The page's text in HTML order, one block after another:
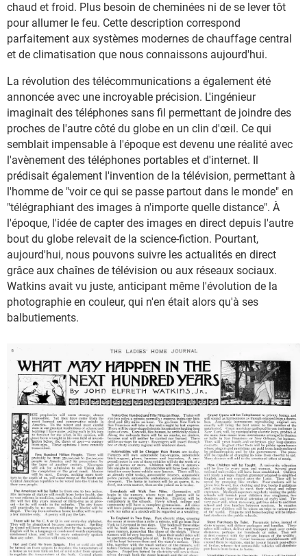
chaud et froid. Plus besoin de cheminées ni de se lever tôt
pour allumer le feu. Cette description correspond
parfaitement aux systèmes modernes de chauffage central
et de climatisation que nous connaissons aujourd'hui.
La révolution des télécommunications a également été
annoncée avec une incroyable précision. L'ingénieur
imaginait des téléphones sans fil permettant de joindre des
proches de l'autre côté du globe en un clin d'œil. Ce qui
semblait impensable à l'époque est devenu une réalité avec
l'avènement des téléphones portables et d'internet. Il
prédisait également l'invention de la télévision, permettant à
l'homme de "voir ce qui se passe partout dans le monde" en
"télégraphiant des images à n'importe quelle distance". À
l'époque, l'idée de capter des images en direct depuis l'autre
bout du globe relevait de la science-fiction. Pourtant,
aujourd'hui, nous pouvons suivre les actualités en direct
grâce aux chaînes de télévision ou aux réseaux sociaux.
Watkins avait vu juste, anticipant même l'évolution de la
photographie en couleur, qui n'en était alors qu'à ses
balbutiements.